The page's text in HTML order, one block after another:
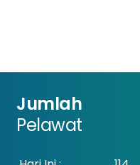
Jumlah
Pelawat